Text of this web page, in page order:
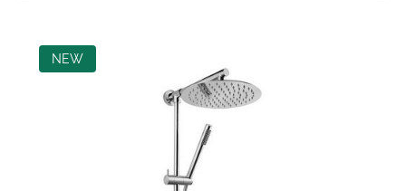
NEW